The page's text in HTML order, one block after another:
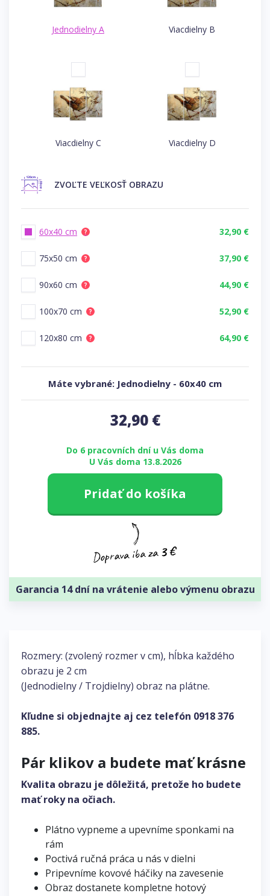
Rozmery: (zvolený rozmer v cm), hĺbka každého
obrazu je 2 cm
(Jednodielny / Trojdielny) obraz na plátne.
Kľudne si objednajte aj cez telefón 0918 376
885.
Pár klikov a budete mať krásne
Kvalita obrazu je dôležitá, pretože ho budete
mať roky na očiach.
Plátno vypneme a upevníme sponkami na
rám
Poctivá ručná práca u nás v dielni
Pripevníme kovové háčiky na zavesenie
Obraz dostanete kompletne hotový
Jednodielny A Viacdielny B
Viacdielny C Viacdielny D
ZVOĽTE VEĽKOSŤ OBRAZU
60x40 cm ? 32,90 €
75x50 cm ? 37,90 €
90x60 cm ? 44,90 €
100x70 cm ? 52,90 €
120x80 cm ? 64,90 €
Máte vybrané: Jednodielny - 60x40 cm
32,90€
Do 6 pracovních dní u Vás doma
U Vás doma 13.8.2026
Pridať do košíka
Garancia 14 dní na vrátenie alebo výmenu obrazu